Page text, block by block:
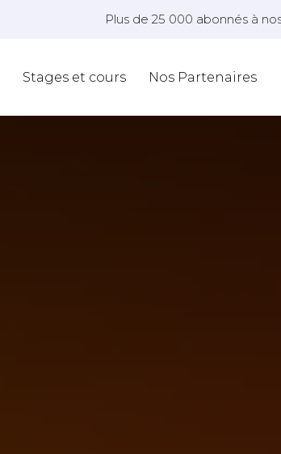
Plus de 25 000 abonnés à
Stages et cours Nos Partenaires